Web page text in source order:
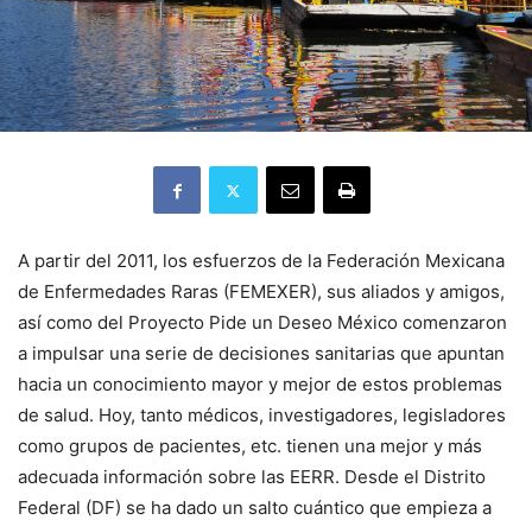
A partir del 2011, los esfuerzos de la Federación Mexicana
de Enfermedades Raras (FEMEXER), sus aliados y amigos,
así como del Proyecto Pide un Deseo México comenzaron
a impulsar una serie de decisiones sanitarias que apuntan
hacia un conocimiento mayor y mejor de estos problemas
de salud. Hoy, tanto médicos, investigadores, legisladores
como grupos de pacientes, etc. tienen una mejor y más
adecuada información sobre las EERR. Desde el Distrito
Federal (DF) se ha dado un salto cuántico que empieza a